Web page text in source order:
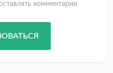
комментарии